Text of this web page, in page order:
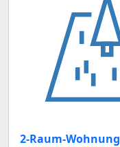
2-Raum-Wohnung